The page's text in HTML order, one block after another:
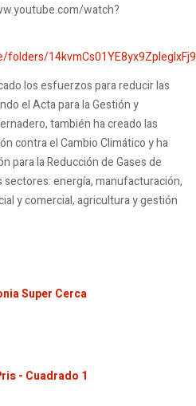
watch?
los esfuerzos para reducir las
el Acta para la Gestión y
también ha creado las
contra el Cambio Climático y ha
para la Reducción de Gases de
sectores: energía, manufacturación,
y comercial, agricultura y gestión